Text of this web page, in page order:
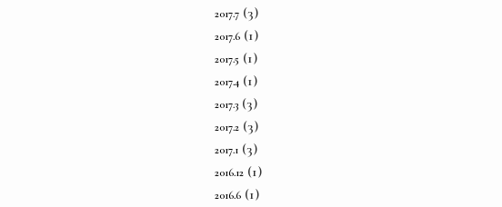
2017.7 (3)
2017.6 (1)
2017.5 (1)
2017.4 (1)
2017.3 (3)
2017.2 (3)
2017.1 (3)
2016.12 (1)
2016.6 (1)